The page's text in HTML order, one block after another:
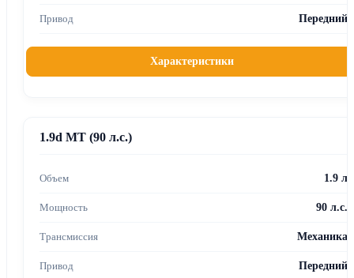
Передний
Характеристики
1.9d MT (90 л.с.)
1.9 л
90 л.с.
Механика
Передний